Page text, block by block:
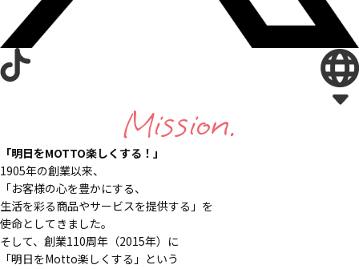
Mission.
「明日をMOTTO楽しくする！」
1905年の創業以来、
「お客様の心を豊かにする、
生活を彩る商品やサービスを提供する」を
使命としてきました。
そして、創業110周年（2015年）に
「明日をMotto楽しくする」という